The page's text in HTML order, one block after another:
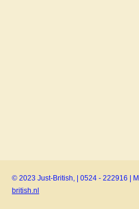
© 2023 Just-British, | 0524 - 222916 |
british.nl